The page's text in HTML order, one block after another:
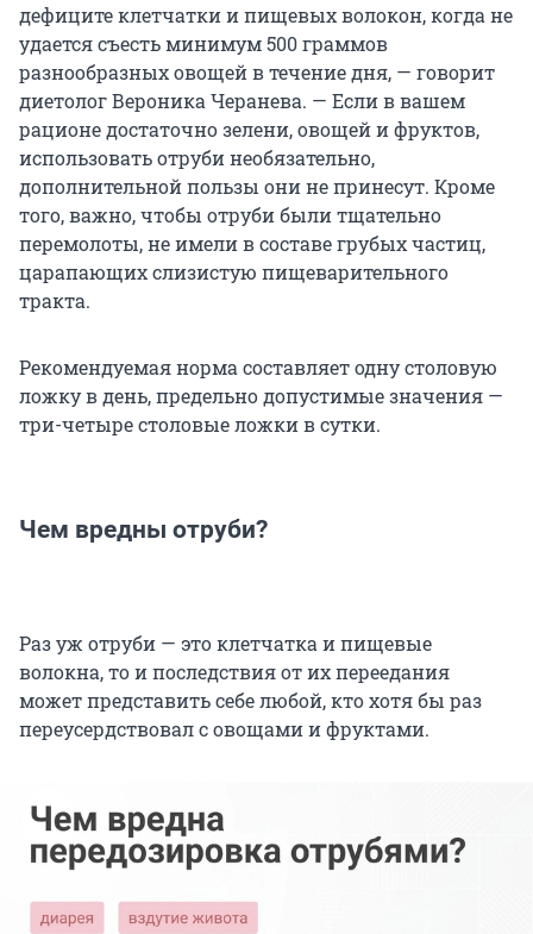
дефиците клетчатки и пищевых волокон, когда не
удается съесть минимум 500 граммов
разнообразных овощей в течение дня, — говорит
диетолог Вероника Черанева. — Если в вашем
рационе достаточно зелени, овощей и фруктов,
использовать отруби необязательно,
дополнительной пользы они не принесут. Кроме
того, важно, чтобы отруби были тщательно
перемолоты, не имели в составе грубых частиц,
царапающих слизистую пищеварительного
тракта.
Рекомендуемая норма составляет одну столовую
ложку в день, предельно допустимые значения —
три-четыре столовые ложки в сутки.
Чем вредны отруби?
Раз уж отруби — это клетчатка и пищевые
волокна, то и последствия от их переедания
может представить себе любой, кто хотя бы раз
переусердствовал с овощами и фруктами.